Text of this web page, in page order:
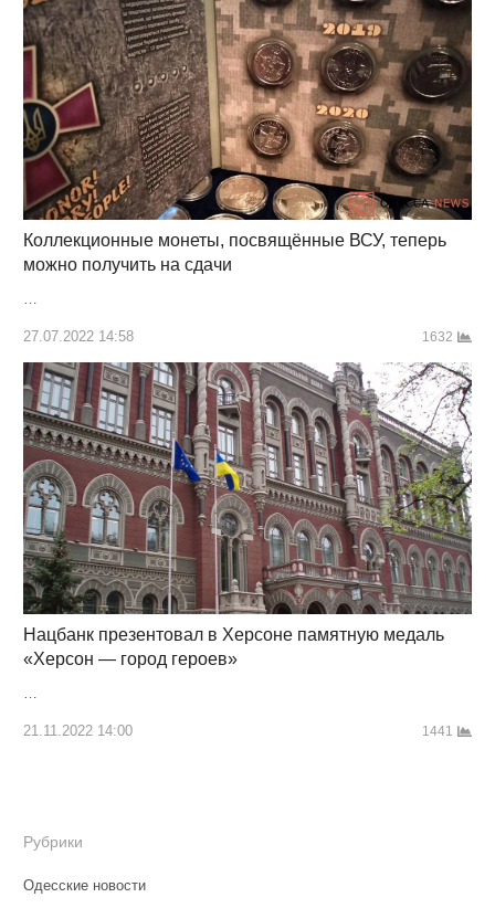
Коллекционные монеты, посвящённые ВСУ, теперь
можно получить на сдачи
27.07.2022 14:58 1632
Нацбанк презентовал в Херсоне памятную медаль
«Херсон — город героев»
21.11.2022 14:00 1441
Рубрики
Одесские новости